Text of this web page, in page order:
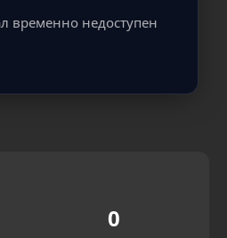
временно недоступен
0